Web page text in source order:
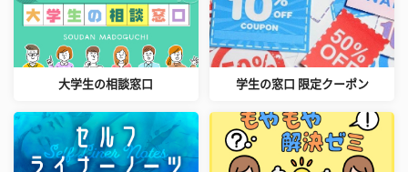
大学生の相談窓口 学生の窓口 限定クーポン